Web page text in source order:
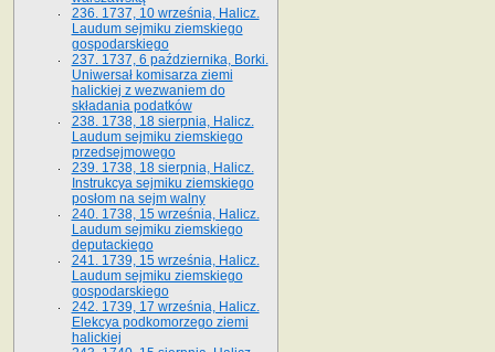
236. 1737, 10 września, Halicz.
Laudum sejmiku ziemskiego
gospodarskiego
237. 1737, 6 października, Borki.
Uniwersał komisarza ziemi
halickiej z wezwaniem do
składania podatków
238. 1738, 18 sierpnia, Halicz.
Laudum sejmiku ziemskiego
przedsejmowego
239. 1738, 18 sierpnia, Halicz.
Instrukcya sejmiku ziemskiego
posłom na sejm walny
240. 1738, 15 września, Halicz.
Laudum sejmiku ziemskiego
deputackiego
241. 1739, 15 września, Halicz.
Laudum sejmiku ziemskiego
gospodarskiego
242. 1739, 17 września, Halicz.
Elekcya podkomorzego ziemi
halickiej